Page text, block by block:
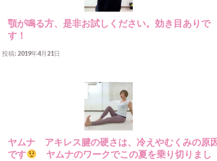
顎が鳴る方、是非お試しください。効き目ありで
す！
投稿: 2019年4月21日
ヤムナ アキレス腱の硬さは、冷えやむくみの原
です
ヤムナのワークでこの夏を乗り切りまし